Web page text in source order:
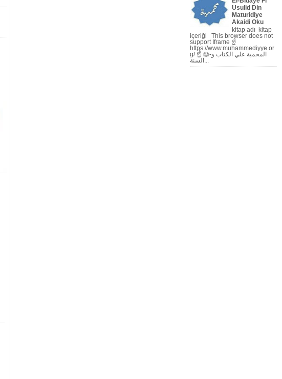
Usulid Din
Maturidiye
Akaidi Oku
kitap adı kitap
içeriği This browser does not
support Iframe ☝
https://www.muhammediyye.or
g/ ☝ 📖-المحمية علي الكتاب و
السنة...